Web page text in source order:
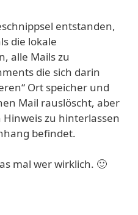
entstanden,
die lokale
alle Mails zu
die sich darin
Ort speicher und
Mail rauslöscht, aber
zu hinterlassen
befindet.
mal wer wirklich. 🙂